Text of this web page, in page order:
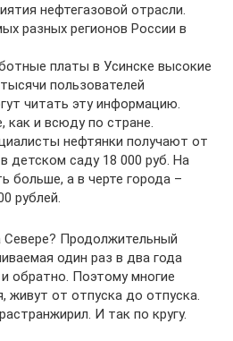
нефтегазовой отрасли.
разных регионов России в
платы в Усинске высокие
пользователей
читать эту информацию.
как и всюду по стране.
нефтянки получают от
детском саду 18 000 руб. На
больше, а в черте города –
рублей.
Продолжительный
один раз в два года
обратно. Поэтому многие
живут от отпуска до отпуска.
И так по кругу.